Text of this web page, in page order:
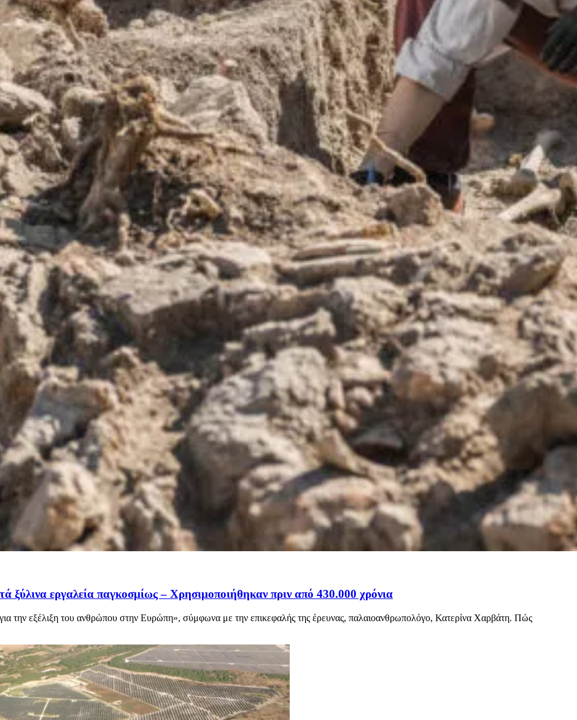
εργαλεία παγκοσμίως – Χρησιμοποιήθηκαν πριν από 430.000 χρόνια
την εξέλιξη του ανθρώπου στην Ευρώπη», σύμφωνα με την επικεφαλής της έρευνας, παλαιοανθρωπολόγο, Κατερίνα Χαρβάτη. Πώς